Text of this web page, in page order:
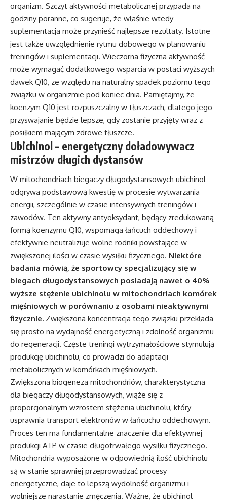
organizm. Szczyt aktywności metabolicznej przypada na
godziny poranne, co sugeruje, że właśnie wtedy
suplementacja może przynieść najlepsze rezultaty. Istotne
jest także uwzględnienie rytmu dobowego w planowaniu
treningów i suplementacji. Wieczorna fizyczna aktywność
może wymagać dodatkowego wsparcia w postaci wyższych
dawek Q10, ze względu na naturalny spadek poziomu tego
związku w organizmie pod koniec dnia. Pamiętajmy, że
koenzym Q10 jest rozpuszczalny w tłuszczach, dlatego jego
przyswajanie będzie lepsze, gdy zostanie przyjęty wraz z
posiłkiem mającym zdrowe tłuszcze.
Ubichinol – energetyczny doładowywacz
mistrzów długich dystansów
W mitochondriach biegaczy długodystansowych ubichinol
odgrywa podstawową kwestię w procesie wytwarzania
energii, szczególnie w czasie intensywnych treningów i
zawodów. Ten aktywny antyoksydant, będący zredukowaną
formą koenzymu Q10, wspomaga łańcuch oddechowy i
efektywnie neutralizuje wolne rodniki powstające w
zwiększonej ilości w czasie wysiłku fizycznego. Niektóre
badania mówią, że sportowcy specjalizujący się w
biegach długodystansowych posiadają nawet o 40%
wyższe stężenie ubichinolu w mitochondriach komórek
mięśniowych w porównaniu z osobami nieaktywnymi
fizycznie. Zwiększona koncentracja tego związku przekłada
się prosto na wydajność energetyczną i zdolność organizmu
do regeneracji. Częste treningi wytrzymałościowe stymulują
produkcję ubichinolu, co prowadzi do adaptacji
metabolicznych w komórkach mięśniowych.
Zwiększona biogeneza mitochondriów, charakterystyczna
dla biegaczy długodystansowych, wiąże się z
proporcjonalnym wzrostem stężenia ubichinolu, który
usprawnia transport elektronów w łańcuchu oddechowym.
Proces ten ma fundamentalne znaczenie dla efektywnej
produkcji ATP w czasie długotrwałego wysiłku fizycznego.
Mitochondria wyposażone w odpowiednią ilość ubichinolu
są w stanie sprawniej przeprowadzać procesy
energetyczne, daje to lepszą wydolność organizmu i
wolniejsze narastanie zmęczenia. Ważne, że ubichinol